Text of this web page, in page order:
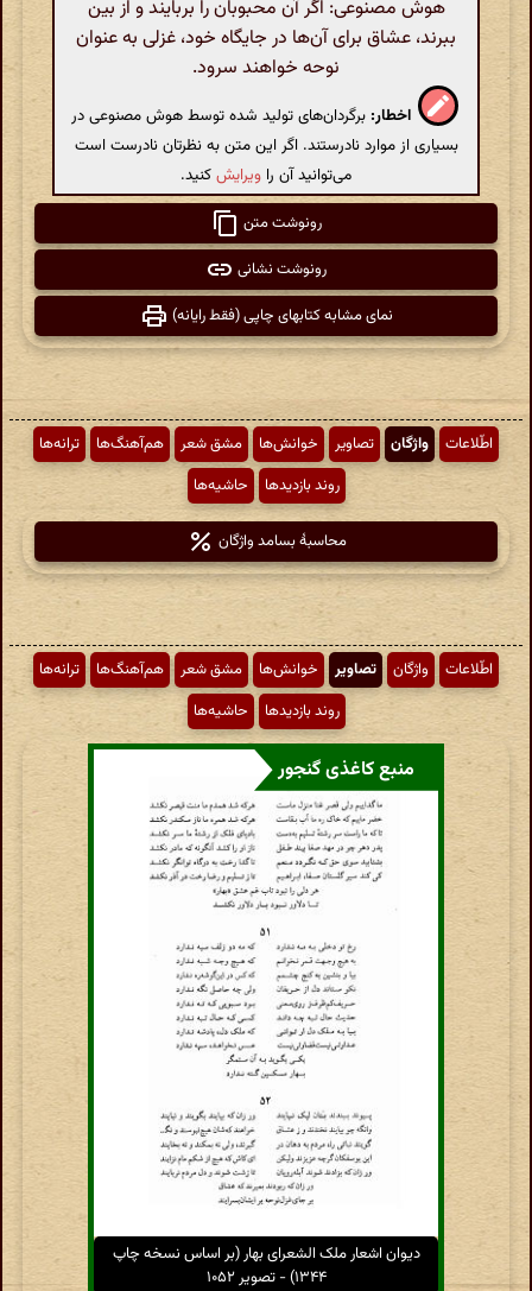
هوش مصنوعی: اگر آن محبوبان را بربایند و از بین
ببرند، عشاق برای آن‌ها در جایگاه خود، غزلی به عنوان
نوحه خواهند سرود.
اخطار: برگردان‌های تولید شده توسط هوش مصنوعی در
بسیاری از موارد نادرستند. اگر این متن به نظرتان نادرست است
می‌توانید آن را ویرایشکنید.
رونوشت متن
رونوشت نشانی
نمای مشابه کتابهای چاپی (فقط رایانه)
اطّلاعات واژگان تصاویر خوانش‌ها مشق شعر هم‌آهنگ‌ها
ترانه‌ها
روند بازدیدها
حاشیه‌ها
محاسبهٔ بسامد واژگان
اطّلاعات واژگان تصاویر خوانش‌ها مشق شعر هم‌آهنگ‌ها
ترانه‌ها
روند بازدیدها
حاشیه‌ها
منبع کاغذی گنجور
دیوان اشعار ملک الشعرای بهار (بر اساس نسخه چاپ
۱۳۴۴) - تصویر ۱۰۵۲